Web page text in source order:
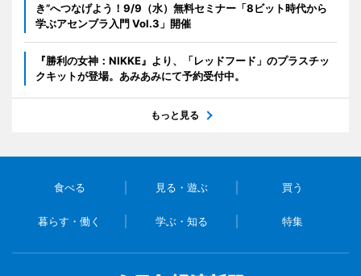
き”へつなげよう！9/9（水）無料セミナー「8ビット時代から
学ぶアセンブラ入門 Vol.3」開催
『勝利の女神：NIKKE』より、「レッドフード」のプラスチッ
クキットが登場。あみあみにて予約受付中。
もっと見る
食べる 見る・遊ぶ 買う
暮らす・働く 学ぶ・知る 特集